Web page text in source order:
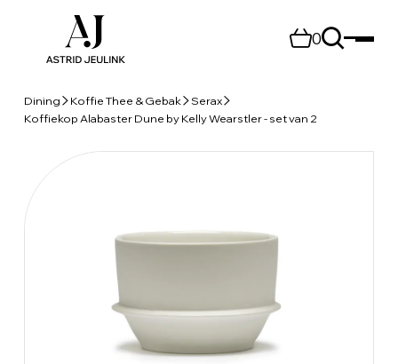
0
Dining Koffie Thee & Gebak
Serax
Koffiekop Alabaster Dune by Kelly Wearstler - set van 2